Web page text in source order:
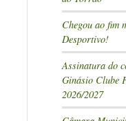
Chegou ao fim
Desportivo!
Assinatura do
Ginásio Clube
2026/2027